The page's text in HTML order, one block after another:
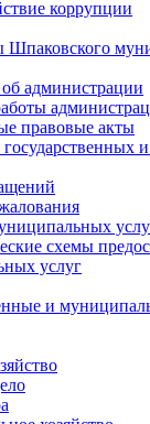
коррупции
Шпаковского
администрации
правовые акты
государственных
схемы
услуг
и